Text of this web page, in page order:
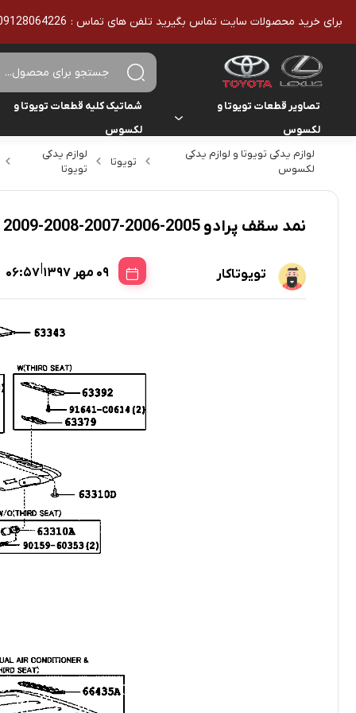
برای خرید محصولات سایت تماس بگیرید تلفن های تماس : 09128064226 - 02136610186 - تمامی محصولات اورجینال هستند
تصاویر قطعات تویوتا و
لکسوس
تویوتا یاریس
لندکروزر
CHR
شماتیک کلیه قطعات تویوتا و
لکسوس
تویوتا
لوازم یدکی تویوتا و لوازم یدکی
لکسوس
تویوتا
لوازم یدکی
تویوتا
نمد سقف پرادو 2005-2006-2007-2008-2009 چهار درب
تویوتاکار 09 مهر 1397 |
06:57